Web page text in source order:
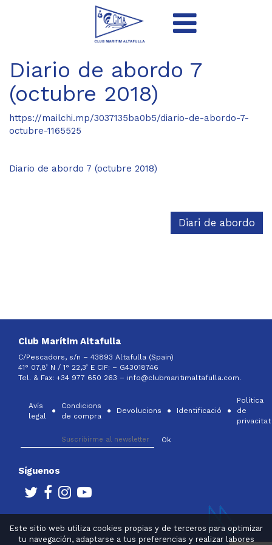
Este sitio web utiliza cookies propias y de terceros para optimizar
tu navegación, adaptarse a tus preferencias y realizar labores
Diario de abordo 7
(octubre 2018)
https://mailchi.mp/3037135ba0b5/diario-de-abordo-7-
octubre-1165525
Diario de abordo 7 (octubre 2018)
Diari de abordo
Club Marítim Altafulla
C/Pescadors, s/n – 43893 Altafulla (Spain)
41° 07,8’ N / 1° 22,3’ E CIF: – G43018746
Tel. & Fax: +34 977 650 263 – info@clubmaritimaltafulla.com.
Avís
legal
Condicions
de compra
Devolucions Identificació
Política
de
privacitat
Síguenos